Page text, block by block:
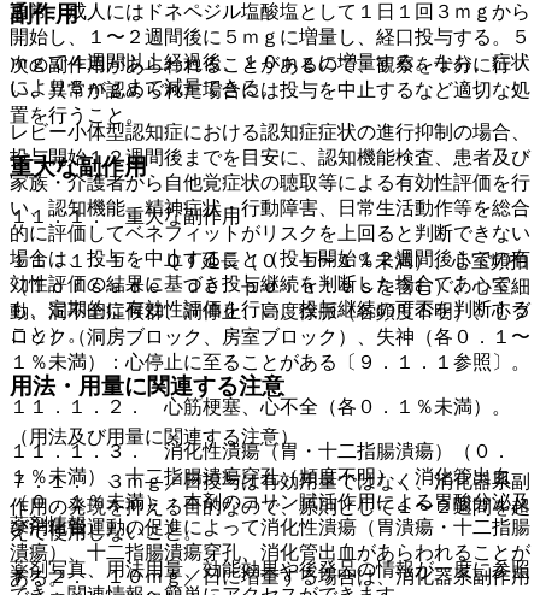
副作用
次の副作用があらわれることがあるので、観察を十分に行
い、異常が認められた場合には投与を中止するなど適切な処
置を行うこと。
重大な副作用
１１．１． 重大な副作用
１１．１．１． ＱＴ延長（０．１〜１％未満）、心室頻拍
（Ｔｏｒｓａｄｅ ｄｅ ｐｏｉｎｔｅｓを含む）、心室細
動、洞不全症候群、洞停止、高度徐脈（各頻度不明）、心ブ
ロック（洞房ブロック、房室ブロック）、失神（各０．１〜
１％未満）：心停止に至ることがある〔９．１．１参照〕。
１１．１．２． 心筋梗塞、心不全（各０．１％未満）。
１１．１．３． 消化性潰瘍（胃・十二指腸潰瘍）（０．
１％未満）、十二指腸潰瘍穿孔（頻度不明）、消化管出血
（０．１％未満）：本剤のコリン賦活作用による胃酸分泌及
び消化管運動の促進によって消化性潰瘍（胃潰瘍・十二指腸
潰瘍）、十二指腸潰瘍穿孔、消化管出血があらわれることが
ある。
通常、成人にはドネペジル塩酸塩として１日１回３ｍｇから
開始し、１〜２週間後に５ｍｇに増量し、経口投与する。５
ｍｇで４週間以上経過後、１０ｍｇに増量する。なお、症状
により５ｍｇまで減量できる。
レビー小体型認知症における認知症症状の進行抑制の場合、
投与開始１２週間後までを目安に、認知機能検査、患者及び
家族・介護者から自他覚症状の聴取等による有効性評価を行
い、認知機能、精神症状・行動障害、日常生活動作等を総合
的に評価してベネフィットがリスクを上回ると判断できない
場合は、投与を中止すること（投与開始１２週間後までの有
効性評価の結果に基づき投与継続を判断した場合であって
も、定期的に有効性評価を行い、投与継続の可否を判断する
こと）。
用法・用量に関連する注意
（用法及び用量に関連する注意）
７．１． ３ｍｇ／日投与は有効用量ではなく、消化器系副
作用の発現を抑える目的なので、原則として１〜２週間を超
えて使用しないこと。
７．２． １０ｍｇ／日に増量する場合は、消化器系副作用
薬剤情報
薬剤写真、用法用量、効能効果や後発品の情報が一度に参照